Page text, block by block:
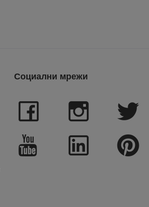
Социални мрежи